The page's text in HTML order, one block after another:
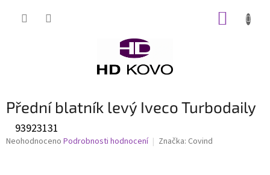
Přední blatník levý Iveco Turbodaily
93923131
Průměrné
Neohodnoceno Podrobnosti hodnocení Značka: Covind